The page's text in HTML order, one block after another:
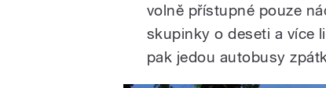
volně přístupné pouze
skupinky o deseti a více
pak jedou autobusy